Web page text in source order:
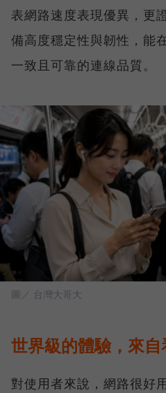
表網路速度表現優異，更
備高度穩定性與韌性，能
一致且可靠的連線品質。
圖／ 台灣大哥大
世界級的體驗，來
對使用者來說，網路很好